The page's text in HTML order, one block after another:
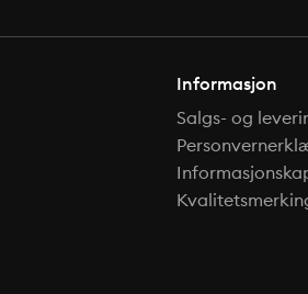
Informasjon
Salgs- og